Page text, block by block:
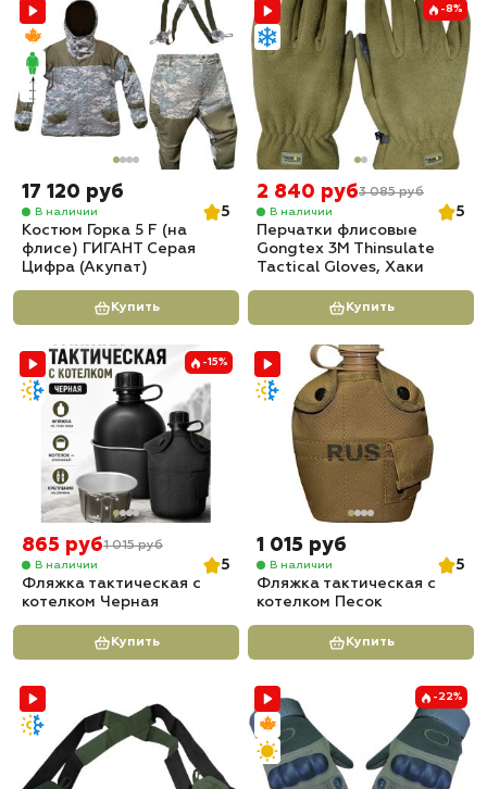
17 120 руб
В наличии
5
Костюм Горка 5 F (на
флисе) ГИГАНТ Серая
Цифра (Акупат)
Купить
-8%
2 840 руб3 085 руб
В наличии
5
Перчатки флисовые
Gongtex 3M Thinsulate
Tactical Gloves, Хаки
Купить
-15%
865 руб1 015 руб
В наличии
5
Фляжка тактическая с
котелком Черная
Купить
1 015 руб
В наличии
5
Фляжка тактическая с
котелком Песок
Купить
-22%